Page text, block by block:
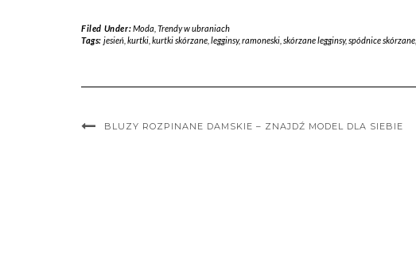
Filed Under:Moda Trendy w ubraniach
Tags: jesień, kurtki, kurtki skórzane, legginsy,ramoneski, skórzane legginsy,spódnice skórzane,
BLUZY ROZPINANE DAMSKIE – ZNAJDŹ MODEL DLA SIEBIE